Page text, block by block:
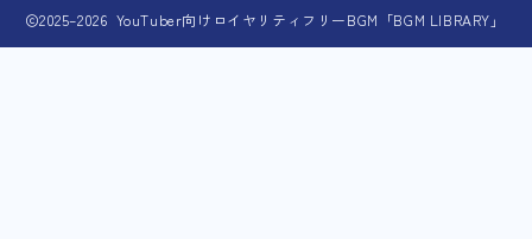
2025–2026 YouTuber向けロイヤリティフリーBGM「BGM LIBRARY」